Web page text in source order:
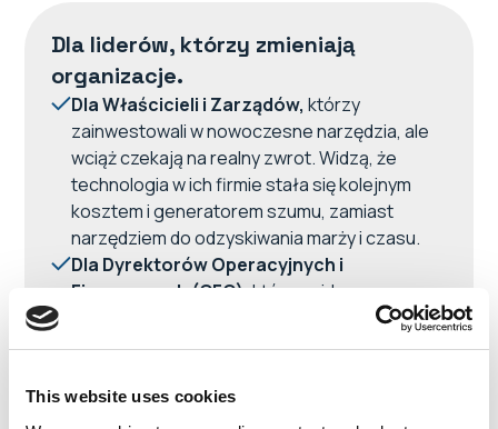
This website uses cookies
Dla liderów, którzy zmieniają
organizacje.
Dla Właścicieli i Zarządów,którzy
zainwestowali w nowoczesne narzędzia, ale
wciąż czekają na realny zwrot. Widzą, że
technologia w ich firmie stała się kolejnym
kosztem i generatorem szumu, zamiast
narzędziem do odzyskiwania marży i czasu.
Dla Dyrektorów Operacyjnych i
Finansowych (CFO),którzy widzą rosnące
koszty licencji i narzędzi, a jednocześnie nie
odnotowują żadnego wzrostu marży ani